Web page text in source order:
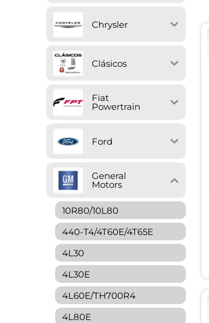
Chrysler
Clásicos
Fiat
Powertrain
Ford
General
Motors
10R80/10L80
440-T4/4T60E/4T65E
4L30
4L30E
4L60E/TH700R4
4L80E